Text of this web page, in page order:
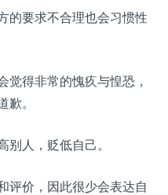
的要求不合理也会习惯性
觉得非常的愧疚与惶恐，
。
别人，贬低自己。
评价，因此很少会表达自